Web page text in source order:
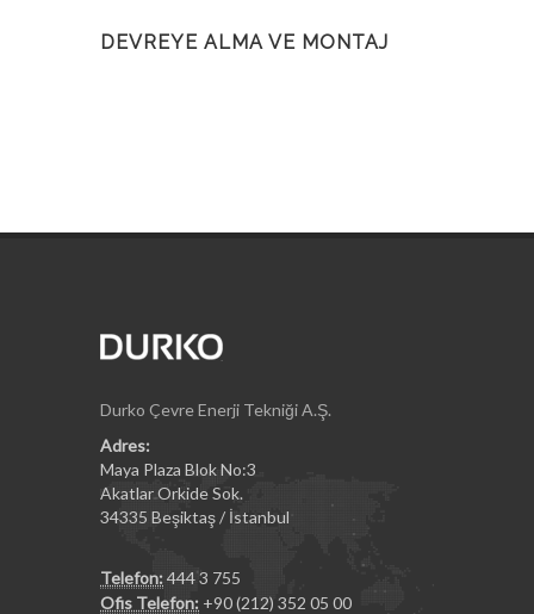
DEVREYE ALMA VE MONTAJ
Durko Çevre Enerji Tekniği A.Ş.
Adres:
Maya Plaza Blok No:3
Akatlar Orkide Sok.
34335 Beşiktaş / İstanbul
Telefon: 444 3 755
Ofis Telefon: +90 (212) 352 05 00